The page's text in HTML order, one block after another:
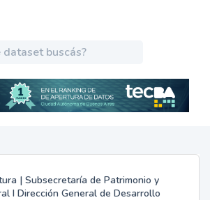
| Subsecretaría de Patrimonio y
I Dirección General de Desarrollo